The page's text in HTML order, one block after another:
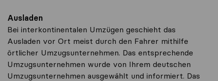
Ausladen
Bei interkontinentalen Umzügen geschieht das
Ausladen vor Ort meist durch den Fahrer mithilfe
örtlicher Umzugsunternehmen. Das entsprechende
Umzugsunternehmen wurde von Ihrem deutschen
Umzugsunternehmen ausgewählt und informiert. Das